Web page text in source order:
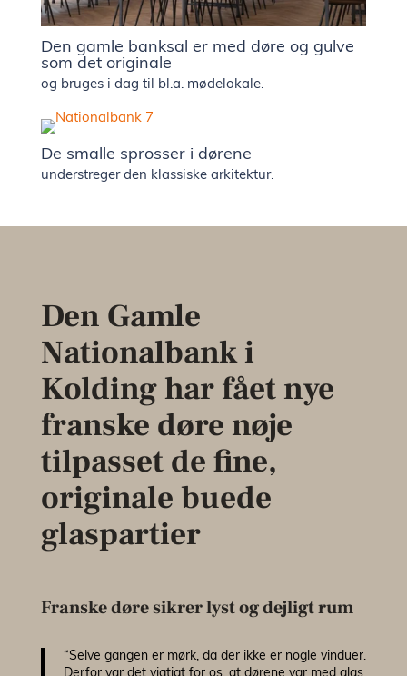
Den gamle banksal er med døre og gulve
som det originale
og bruges i dag til bl.a. mødelokale.
De smalle sprosser i dørene
understreger den klassiske arkitektur.
Den Gamle
Nationalbank i
Kolding har fået nye
franske døre nøje
tilpasset de fine,
originale buede
glaspartier
Franske døre sikrer lyst og dejligt rum
“Selve gangen er mørk, da der ikke er nogle vinduer.